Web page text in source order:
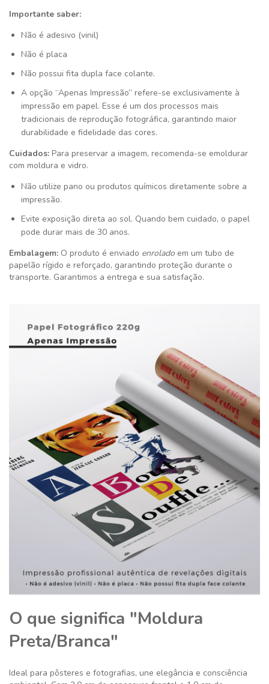
Importante saber:
Não é adesivo (vinil)
Não é placa
Não possui fita dupla face colante.
A opção “Apenas Impressão” refere-se exclusivamente à
impressão em papel. Esse é um dos processos mais
tradicionais de reprodução fotográfica, garantindo maior
durabilidade e fidelidade das cores.
Cuidados: Para preservar a imagem, recomenda-se emoldurar
com moldura e vidro.
Não utilize pano ou produtos químicos diretamente sobre a
impressão.
Evite exposição direta ao sol. Quando bem cuidado, o papel
pode durar mais de 30 anos.
Embalagem: O produto é enviado enrolado em um tubo de
papelão rígido e reforçado, garantindo proteção durante o
transporte. Garantimos a entrega e sua satisfação.
O que significa "Moldura
Preta/Branca"
Ideal para pôsteres e fotografias, une elegância e consciência